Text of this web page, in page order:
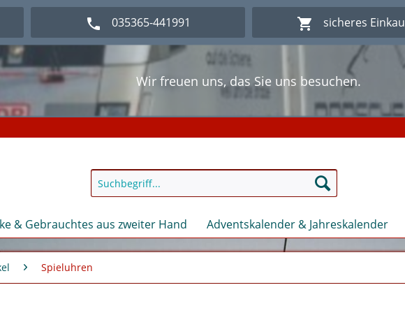
035365-441991 sicheres
Wir freuen uns, das Sie uns besuchen.
Herzlich Willkommen im Onlineshop Modellbahn - Eck
Wir freuen uns, das Sie uns besuchen.
Herzlich Willkommen im Onlineshop Modellbahn - Eck
& Gebrauchtes aus zweiter Hand Adventskalender & Jahreskalender
Spieluhren